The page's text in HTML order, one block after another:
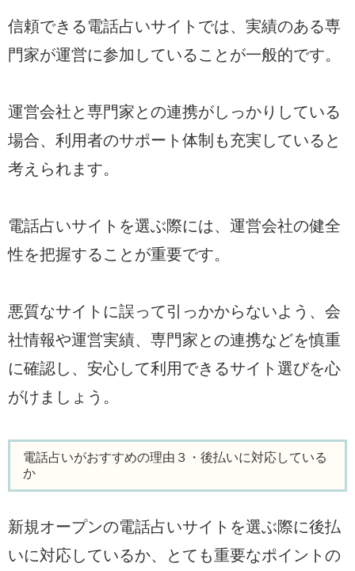
信頼できる電話占いサイトでは、実績のある専
門家が運営に参加していることが一般的です。
運営会社と専門家との連携がしっかりしている
場合、利用者のサポート体制も充実していると
考えられます。
電話占いサイトを選ぶ際には、運営会社の健全
性を把握することが重要です。
悪質なサイトに誤って引っかからないよう、会
社情報や運営実績、専門家との連携などを慎重
に確認し、安心して利用できるサイト選びを心
がけましょう。
電話占いがおすすめの理由３・後払いに対応している
か
新規オープンの電話占いサイトを選ぶ際に後払
いに対応しているか、とても重要なポイントの